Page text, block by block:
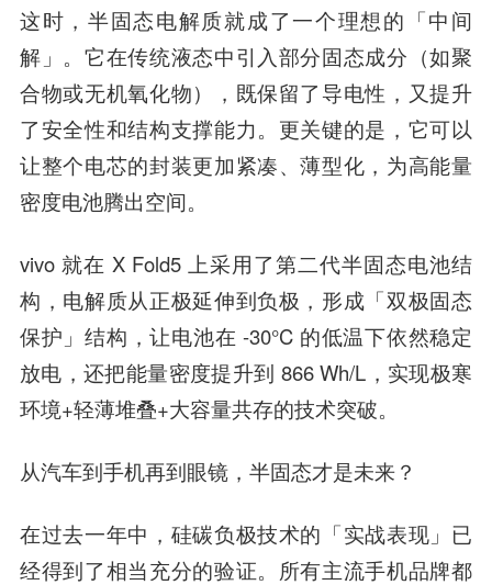
这时，半固态电解质就成了一个理想的「中间
解」。它在传统液态中引入部分固态成分（如聚
合物或无机氧化物），既保留了导电性，又提升
了安全性和结构支撑能力。更关键的是，它可以
让整个电芯的封装更加紧凑、薄型化，为高能量
密度电池腾出空间。
vivo 就在 X Fold5 上采用了第二代半固态电池结
构，电解质从正极延伸到负极，形成「双极固态
保护」结构，让电池在 -30°C 的低温下依然稳定
放电，还把能量密度提升到 866 Wh/L，实现极寒
环境+轻薄堆叠+大容量共存的技术突破。
从汽车到手机再到眼镜，半固态才是未来？
在过去一年中，硅碳负极技术的「实战表现」已
经得到了相当充分的验证。所有主流手机品牌都